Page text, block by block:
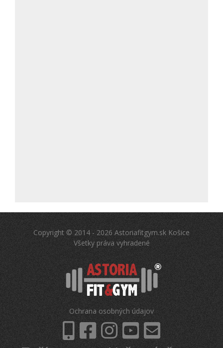
Copyright © 2014 - 2026 Astoriafitgym.sk Košice
Všetky práva vyhradené
Ochrana osobných údajov